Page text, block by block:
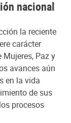
nacional
la reciente
carácter
Paz y
avances aún
en la vida
de sus
procesos